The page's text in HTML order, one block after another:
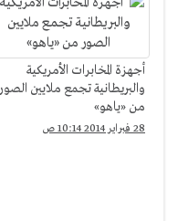
أجهزة المخابرات الأمريكية
والبريطانية تجمع ملايين الصور
من «ياهو»
28 فبراير 2014 10:14 ص